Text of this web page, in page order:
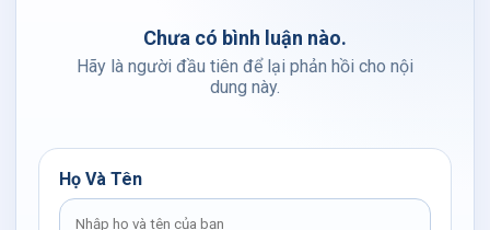
Chưa có bình luận nào.
Hãy là người đầu tiên để lại phản hồi cho nội
dung này.
Họ Và Tên